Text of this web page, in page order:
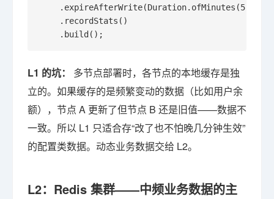
.expireAfterWrite(Duration.ofMinutes(5)) // 写入
.recordStats()                            //
.build();
L1 的坑：
多节点部署时，各节点的本地缓存是独
立的。如果缓存的是频繁变动的数据（比如用户余
额），节点 A 更新了但节点 B 还是旧值——数据不
一致。所以 L1 只适合存“改了也不怕晚几分钟生效”
的配置类数据。动态业务数据交给 L2。
L2：Redis 集群——中频业务数据的主